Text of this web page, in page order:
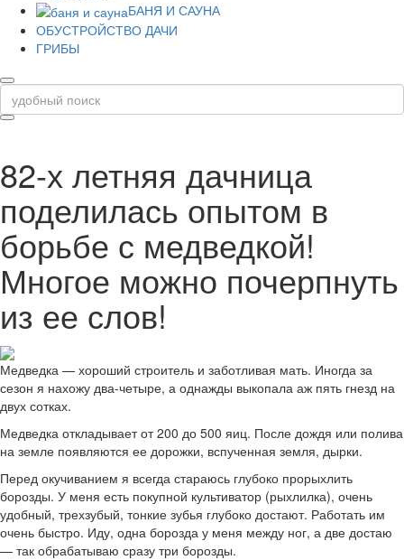
БАНЯ И САУНА
ОБУСТРОЙСТВО ДАЧИ
ГРИБЫ
82-х летняя дачница
поделилась опытом в
борьбе с медведкой!
Многое можно почерпнуть
из ее слов!
Медведка — хороший строитель и заботливая мать. Иногда за
сезон я нахожу два-четыре, а однажды выкопала аж пять гнезд на
двух сотках.
Медведка откладывает от 200 до 500 яиц. После дождя или полива
на земле появляются ее дорожки, вспученная земля, дырки.
Перед окучиванием я всегда стараюсь глубоко прорыхлить
борозды. У меня есть покупной культиватор (рыхлилка), очень
удобный, трехзубый, тонкие зубья глубоко достают. Работать им
очень быстро. Иду, одна борозда у меня между ног, а две достаю
— так обрабатываю сразу три борозды.